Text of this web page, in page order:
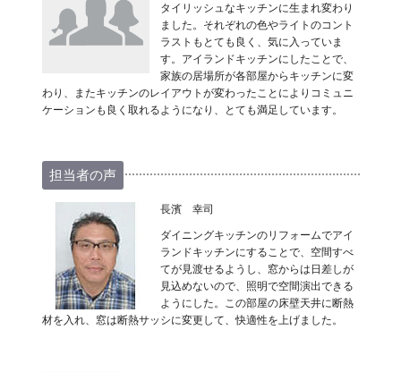
タイリッシュなキッチンに生まれ変わり
ました。それぞれの色やライトのコント
ラストもとても良く、気に入っていま
す。アイランドキッチンにしたことで、
家族の居場所が各部屋からキッチンに変
わり、またキッチンのレイアウトが変わったことによりコミュニ
ケーションも良く取れるようになり、とても満足しています。
担当者の声
長濱 幸司
ダイニングキッチンのリフォームでアイ
ランドキッチンにすることで、空間すべ
てが見渡せるようし、窓からは日差しが
見込めないので、照明で空間演出できる
ようにした。この部屋の床壁天井に断熱
材を入れ、窓は断熱サッシに変更して、快適性を上げました。